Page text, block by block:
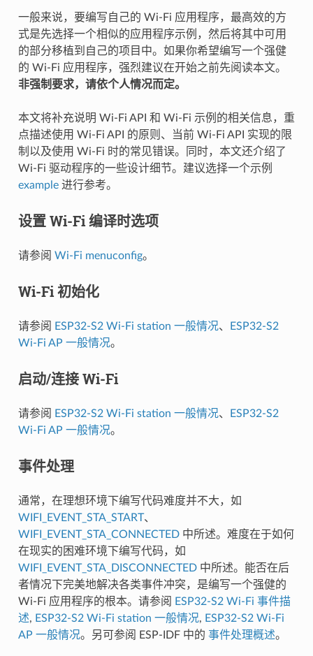
一般来说，要编写自己的 Wi-Fi 应用程序，最高效的方
式是先选择一个相似的应用程序示例，然后将其中可用
的部分移植到自己的项目中。如果你希望编写一个强健
的 Wi-Fi 应用程序，强烈建议在开始之前先阅读本文。
非强制要求，请依个人情况而定。
本文将补充说明 Wi-Fi API 和 Wi-Fi 示例的相关信息，重
点描述使用 Wi-Fi API 的原则、当前 Wi-Fi API 实现的限
制以及使用 Wi-Fi 时的常见错误。同时，本文还介绍了
Wi-Fi 驱动程序的一些设计细节。建议选择一个示例
example 进行参考。
设置 Wi-Fi 编译时选项
请参阅 Wi-Fi menuconfig。
Wi-Fi 初始化
请参阅 ESP32-S2 Wi-Fi station 一般情况、
ESP32-S2
Wi-Fi AP 一般情况。
启动/连接 Wi-Fi
请参阅 ESP32-S2 Wi-Fi station 一般情况、
ESP32-S2
Wi-Fi AP 一般情况。
事件处理
通常，在理想环境下编写代码难度并不大，如
WIFI_EVENT_STA_START、
WIFI_EVENT_STA_CONNECTED中所述。难度在于如何
在现实的困难环境下编写代码，如
WIFI_EVENT_STA_DISCONNECTED中所述。能否在后
者情况下完美地解决各类事件冲突，是编写一个强健的
Wi-Fi 应用程序的根本。请参阅
ESP32-S2 Wi-Fi 事件描
述, ESP32-S2 Wi-Fi station 一般情况, ESP32-S2 Wi-Fi
AP 一般情况。另可参阅 ESP-IDF 中的 事件处理概述。